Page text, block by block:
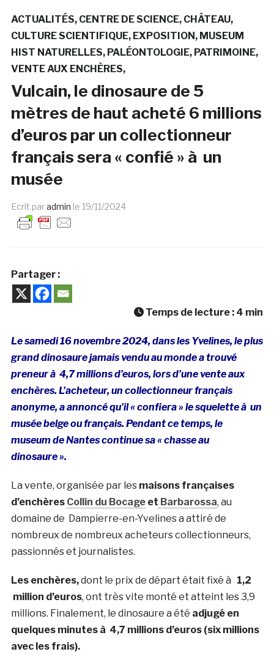
ACTUALITÉS CENTRE DE SCIENCE CHÂTEAU
CULTURE SCIENTIFIQUE EXPOSITION MUSEUM
HIST NATURELLES PALÉONTOLOGIE PATRIMOINE
VENTE AUX ENCHÈRES
Vulcain, le dinosaure de 5
mètres de haut acheté 6 millions
d’euros par un collectionneur
français sera « confié » à un
musée
Ecrit paradmin le 19/11/2024
Partager :
Temps de lecture : 4 min
Le samedi 16 novembre 2024, dans les Yvelines, le plus
grand dinosaure jamais vendu au monde a trouvé
preneur à 4,7 millions d’euros, lors d’une vente aux
enchères. L’acheteur, un collectionneur français
anonyme, a annoncé qu’il « confiera » le squelette à un
musée belge ou français. Pendant ce temps, le
museum de Nantes continue sa « chasse au
dinosaure ».
La vente, organisée par les maisons françaises
d’enchères Collin du Bocageet Barbarossa, au
domaine de Dampierre-en-Yvelines a attiré de
nombreux de nombreux acheteurs collectionneurs,
passionnés et journalistes.
Les enchères,dont le prix de départ était fixé à 1,2
million d’euros, ont très vite monté et atteint les 3,9
millions. Finalement, le dinosaure a été adjugé en
quelques minutes à 4,7 millions d’euros (six millions
avec les frais).